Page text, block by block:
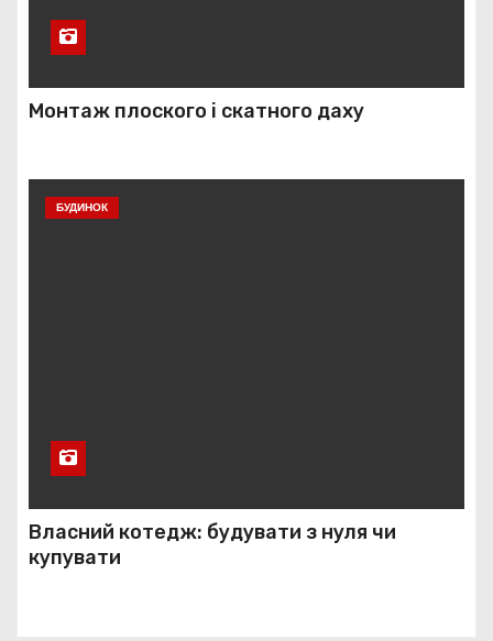
Монтаж плоского і скатного даху
БУДИНОК
Власний котедж: будувати з нуля чи
купувати